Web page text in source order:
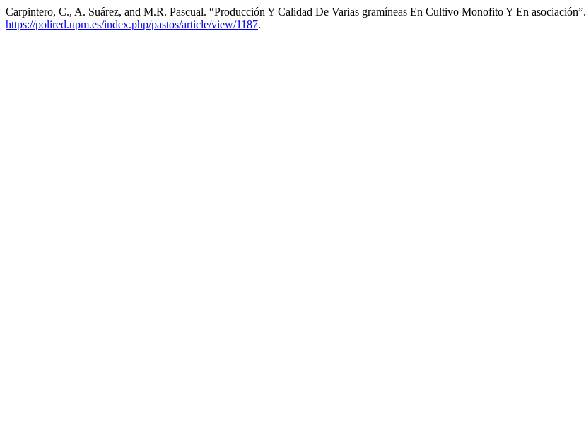
Carpintero, C., A. Suárez, and M.R. Pascual. “Producción Y Calidad De Varias gramíneas En Cultivo Monofito Y En asociación”.
https://polired.upm.es/index.php/pastos/article/view/1187.